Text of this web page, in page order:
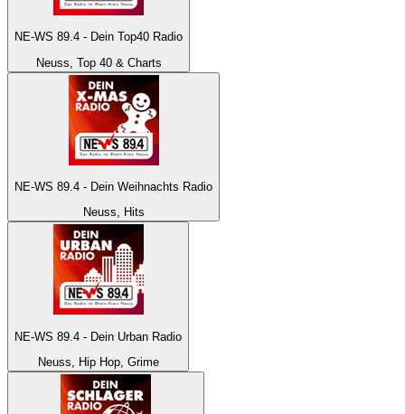
NE-WS 89.4 - Dein Top40 Radio
Neuss, Top 40 & Charts
NE-WS 89.4 - Dein Weihnachts Radio
Neuss, Hits
NE-WS 89.4 - Dein Urban Radio
Neuss, Hip Hop, Grime